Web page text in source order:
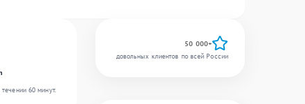
60 минут.
50 000+
довольных клиентов по всей России